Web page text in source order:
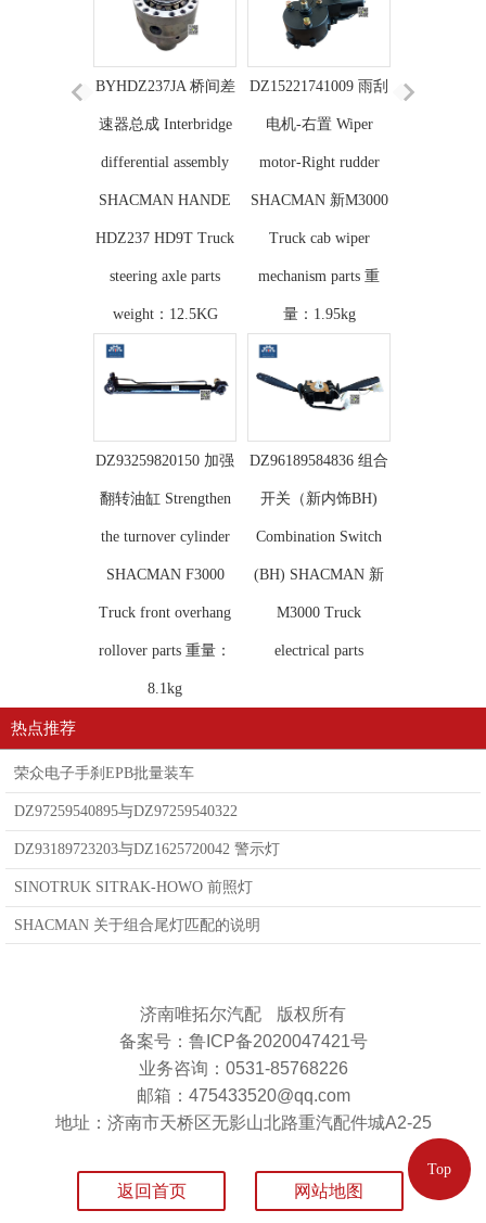
BYHDZ237JA 桥间差
速器总成 Interbridge
differential assembly
SHACMAN HANDE
HDZ237 HD9T Truck
steering axle parts
weight：12.5KG
DZ15221741009 雨刮
电机-右置 Wiper
motor-Right rudder
SHACMAN 新M3000
Truck cab wiper
mechanism parts 重
量：1.95kg
DZ93259820150 加强
翻转油缸 Strengthen
the turnover cylinder
SHACMAN F3000
Truck front overhang
rollover parts 重量：
8.1kg
DZ96189584836 组合
开关（新内饰BH)
Combination Switch
(BH) SHACMAN 新
M3000 Truck
electrical parts
热点推荐
荣众电子手刹EPB批量装车
DZ97259540895与DZ97259540322
DZ93189723203与DZ1625720042 警示灯
SINOTRUK SITRAK-HOWO 前照灯
SHACMAN 关于组合尾灯匹配的说明
济南唯拓尔汽配
版权所有
备案号：鲁ICP备2020047421号
业务咨询：0531-85768226
邮箱：475433520@qq.com
地址：济南市天桥区无影山北路重汽配件城A2-25
返回首页 网站地图
Top